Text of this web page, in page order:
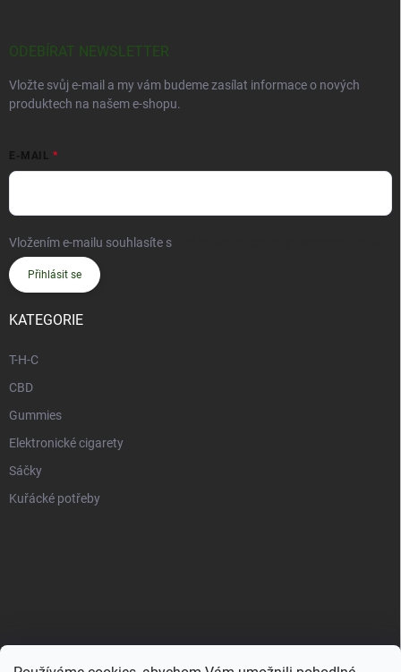
ODEBÍRAT NEWSLETTER
Vložte svůj e-mail a my vám budeme zasílat informace o nových
produktech na našem e-shopu.
E-MAIL
Vložením e-mailu souhlasíte s
Přihlásit se
KATEGORIE
T-H-C
CBD
Gummies
Elektronické cigarety
Sáčky
Kuřácké potřeby